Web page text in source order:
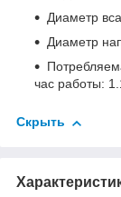
Диаметр
Диаметр
час работы:
Скрыть